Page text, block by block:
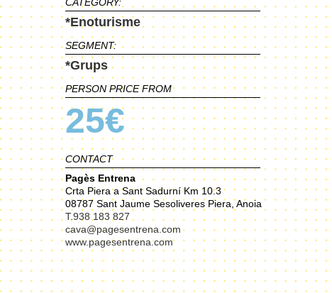
*Enoturisme
SEGMENT:
*Grups
PERSON PRICE FROM
25€
CONTACT
Pagès Entrena
Crta Piera a Sant Sadurní Km 10.3
08787 Sant Jaume Sesoliveres Piera, Anoia
T.938 183 827
cava@pagesentrena.com
www.pagesentrena.com